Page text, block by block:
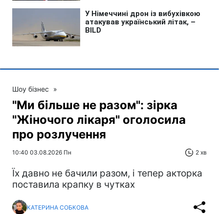
Шоу бізнес »
"Ми більше не разом": зірка
"Жіночого лікаря" оголосила
про розлучення
10:40 03.08.2026 Пн 2 хв
Їх давно не бачили разом, і тепер акторка
поставила крапку в чутках
КАТЕРИНА СОБКОВА